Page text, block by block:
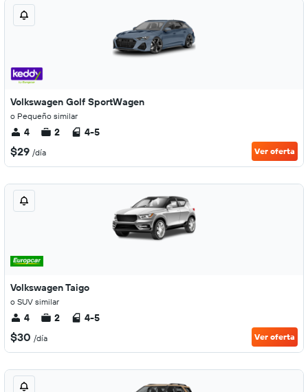
Volkswagen Golf SportWagen
o Pequeño similar
4 2 4-5
$29 /día Ver oferta
Volkswagen Taigo
o SUV similar
4 2 4-5
$30 /día Ver oferta